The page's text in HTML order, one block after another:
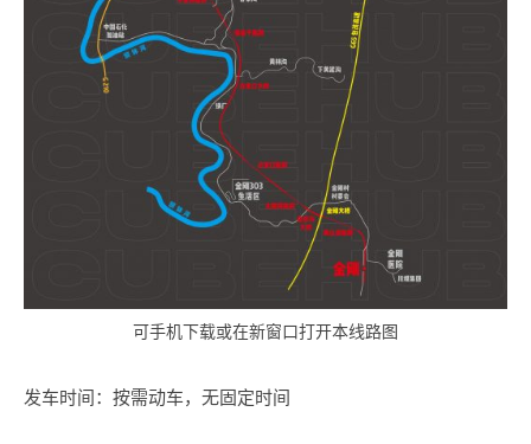
可手机下载或在新窗口打开本线路图
发车时间：按需动车，无固定时间